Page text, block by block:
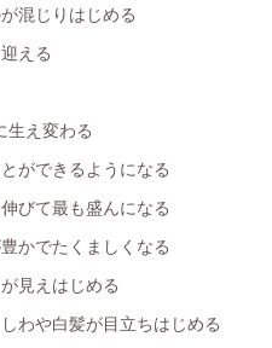
混じりはじめる
える
生え変わる
ができるようになる
びて最も盛んになる
かでたくましくなる
見えはじめる
わや白髪が目立ちはじめる